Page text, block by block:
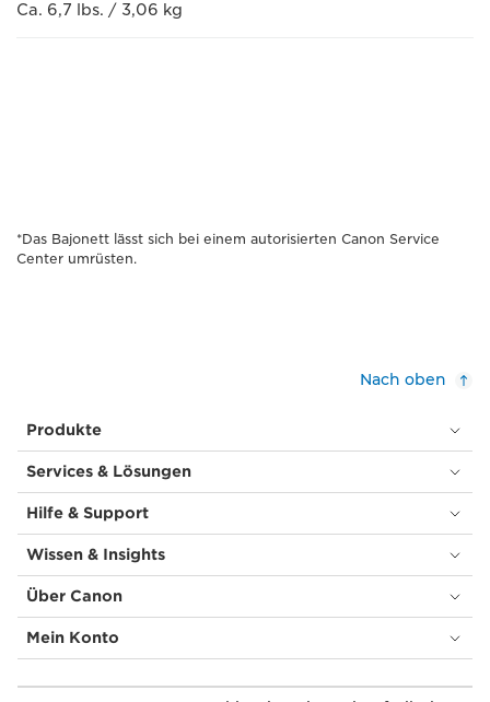
Ca. 6,7 lbs. / 3,06 kg
*Das Bajonett lässt sich bei einem autorisierten Canon Service
Center umrüsten.
Nach oben
Produkte
Services & Lösungen
Hilfe & Support
Wissen & Insights
Über Canon
Mein Konto